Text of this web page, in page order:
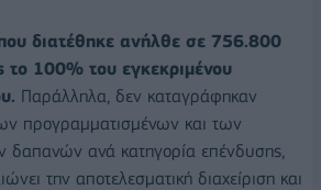
διατέθηκε ανήλθε σε 756.800
το 100% του εγκεκριμένου
Παράλληλα, δεν καταγράφηκαν
προγραμματισμένων και των
δαπανών ανά κατηγορία επένδυσης,
την αποτελεσματική διαχείριση και